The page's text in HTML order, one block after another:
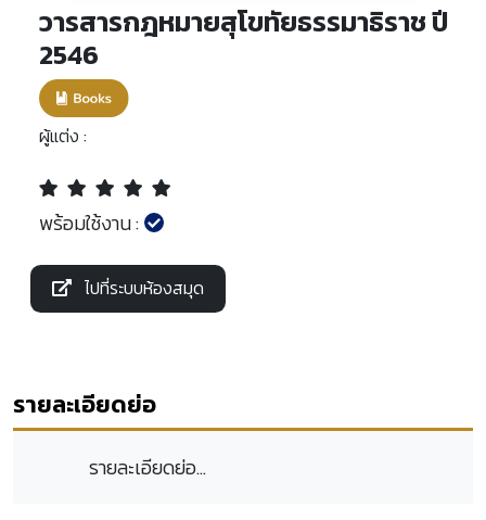
วารสารกฎหมายสุโขทัยธรรมาธิราช ปี
2546
ผู้แต่ง :
พร้อมใช้งาน :
ไปที่ระบบห้องสมุด
รายละเอียดย่อ
รายละเอียดย่อ...